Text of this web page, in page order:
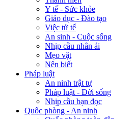
Y tế - Sức khỏe
Giáo dục - Đào tạo
Việc tử tế
An sinh - Cuộc sống
Nhịp cầu nhân ái
Mẹo vặt
Nên biết
Pháp luật
An ninh trật tự
Pháp luật - Đời sống
Nhịp cầu bạn đọc
Quốc phòng - An ninh